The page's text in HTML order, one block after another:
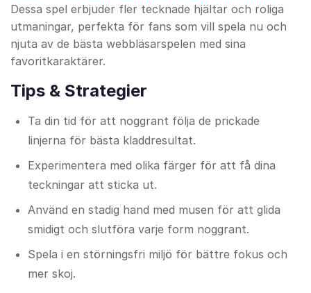
Dessa spel erbjuder fler tecknade hjältar och roliga
utmaningar, perfekta för fans som vill spela nu och
njuta av de bästa webbläsarspelen med sina
favoritkaraktärer.
Tips & Strategier
Ta din tid för att noggrant följa de prickade
linjerna för bästa kladdresultat.
Experimentera med olika färger för att få dina
teckningar att sticka ut.
Använd en stadig hand med musen för att glida
smidigt och slutföra varje form noggrant.
Spela i en störningsfri miljö för bättre fokus och
mer skoj.